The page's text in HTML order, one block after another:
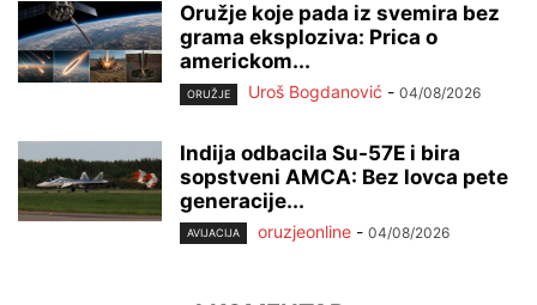
Oružje koje pada iz svemira bez
grama eksploziva: Prica o
americkom...
ORUŽJE Uroš Bogdanović - 04/08/2026
Indija odbacila Su-57E i bira
sopstveni AMCA: Bez lovca pete
generacije...
AVIJACIJA oruzjeonline - 04/08/2026